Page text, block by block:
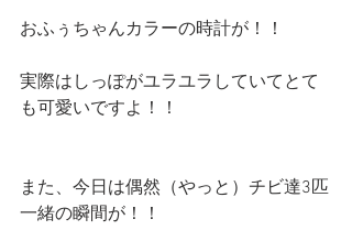
おふぅちゃんカラーの時計が！！
実際はしっぽがユラユラしていてとて
も可愛いですよ！！
また、今日は偶然（やっと）チビ達3匹
一緒の瞬間が！！